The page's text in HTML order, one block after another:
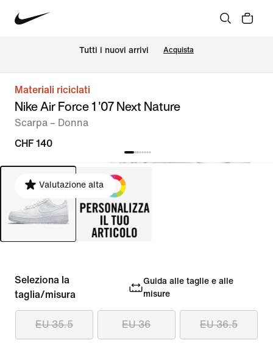
Tutti i nuovi arrivi Acquista
Materiali riciclati
Nike Air Force 1 '07 Next Nature
Scarpa – Donna
CHF 140
Valutazione alta
Seleziona la
taglia/misura
Guida alle taglie e alle
misure
EU 35.5 EU 36 EU 36.5